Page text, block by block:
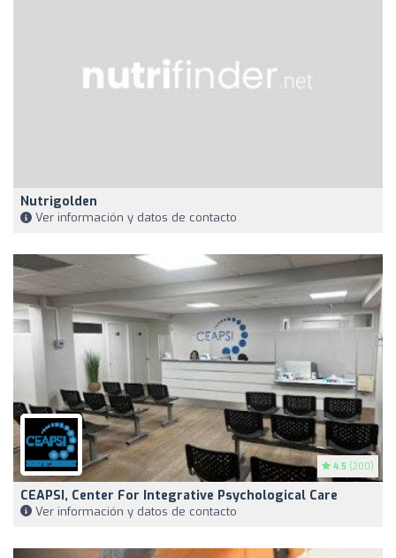
Nutrigolden
Ver información y datos de contacto
4.5 (200)
CEAPSI, Center For Integrative Psychological Care
Ver información y datos de contacto